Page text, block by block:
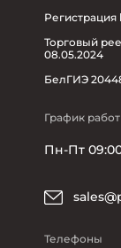
Регистрация
Торговый
08.05.2024
БелГИЭ
График
Пн-Пт
Телефоны